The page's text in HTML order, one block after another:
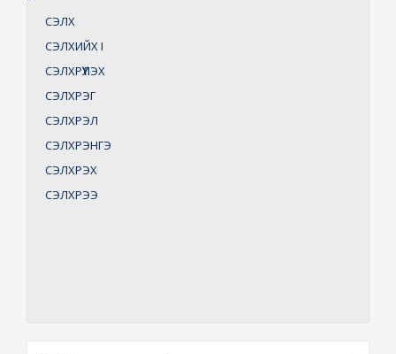
СЭЛХ
СЭЛХИЙХI
СЭЛХРҮҮЛЭХ
СЭЛХРЭГ
СЭЛХРЭЛ
СЭЛХРЭНГЭ
СЭЛХРЭХ
СЭЛХРЭЭ